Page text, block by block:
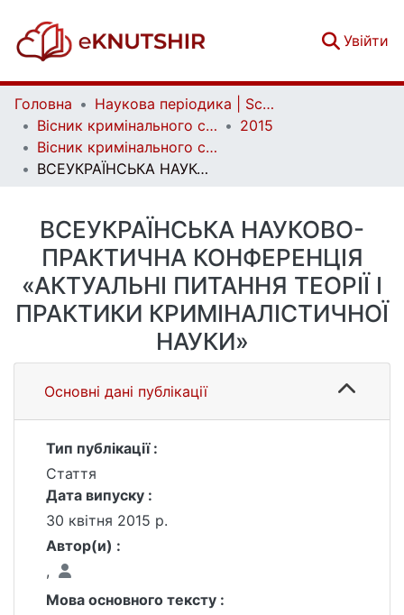
Увійти
Головна
Наукова періодика | Scientific periodicals
Вісник кримінального судочинства | Herald of criminal justice
2015
Вісник кримінального судочинства. № 2
ВСЕУКРАЇНСЬКА НАУКОВО-ПРАКТИЧНА КОНФЕРЕНЦІЯ «АКТУАЛЬНІ ПИТАННЯ ТЕОРІЇ І ПРАКТИКИ КРИМІНАЛІСТИЧНОЇ НАУКИ»
ВСЕУКРАЇНСЬКА НАУКОВО-
ПРАКТИЧНА КОНФЕРЕНЦІЯ
«АКТУАЛЬНІ ПИТАННЯ ТЕОРІЇ І
ПРАКТИКИ КРИМІНАЛІСТИЧНОЇ
НАУКИ»
Основні дані публікації
Тип публікації :
Стаття
Дата випуску :
30 квітня 2015 р.
Автор(и) :
ㅤ, ㅤ
Мова основного тексту :